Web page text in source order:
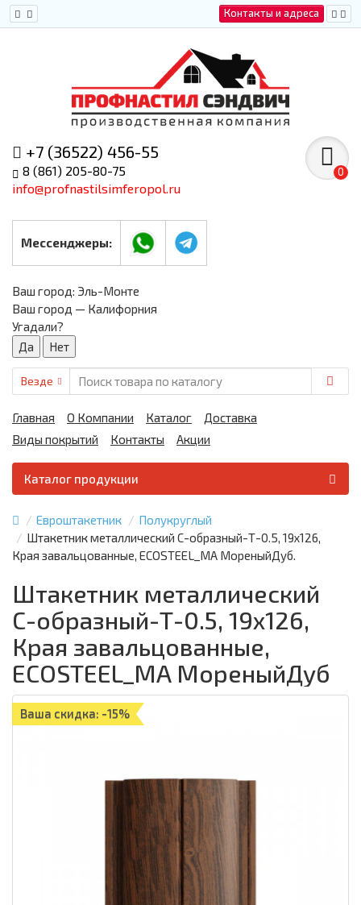
Контакты и адреса
+7 (36522) 456-55
8 (861) 205-80-75
info@profnastilsimferopol.ru
Мессенджеры:
0
Ваш город: Эль-Монте
Ваш город — Калифорния
Угадали?
Везде
Главная О Компании Каталог
Доставка
Виды покрытий
Контакты Акции
Каталог продукции
Евроштакетник
Полукруглый
Штакетник металлический С-образный-Т-0.5, 19х126,
Края завальцованные, ECOSTEEL_MA МореныйДуб.
Штакетник металлический
С-образный-Т-0.5, 19х126,
Края завальцованные,
ECOSTEEL_MA МореныйДуб
Ваша скидка: -15%